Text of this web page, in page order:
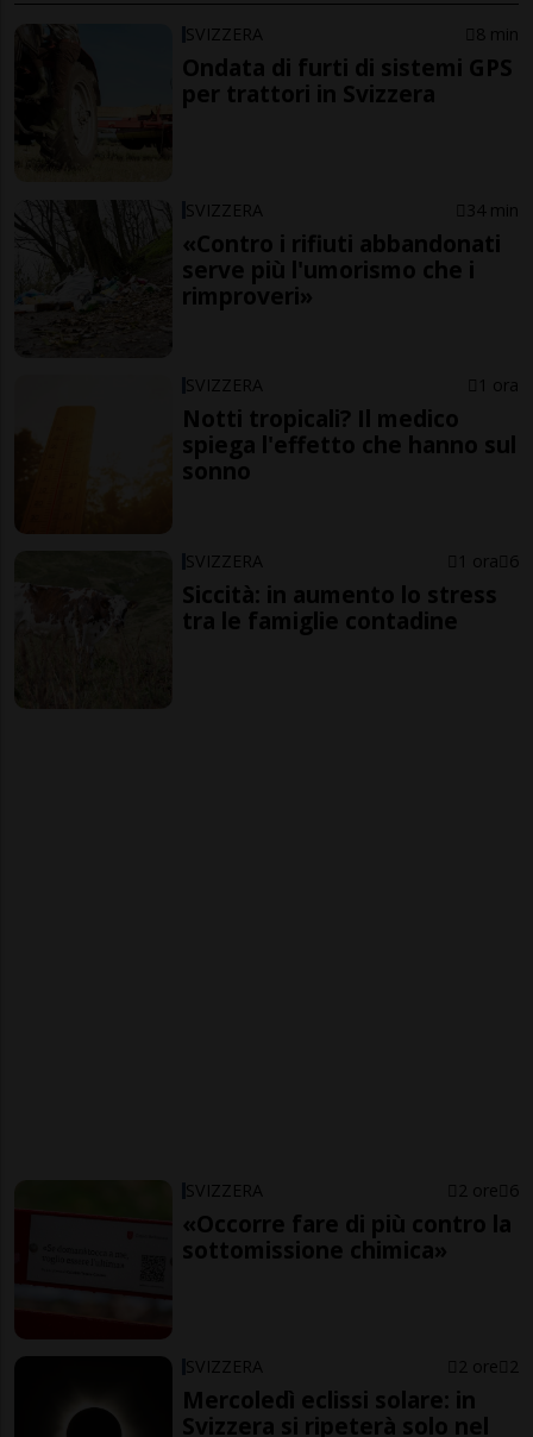
SVIZZERA 8 min
Ondata di furti di sistemi GPS
per trattori in Svizzera
SVIZZERA 34 min
«Contro i rifiuti abbandonati
serve più l'umorismo che i
rimproveri»
SVIZZERA 1 ora
Notti tropicali? Il medico
spiega l'effetto che hanno sul
sonno
SVIZZERA 1 ora 6
Siccità: in aumento lo stress
tra le famiglie contadine
SVIZZERA 2 ore 6
«Occorre fare di più contro la
sottomissione chimica»
SVIZZERA 2 ore 2
Mercoledì eclissi solare: in
Svizzera si ripeterà solo nel